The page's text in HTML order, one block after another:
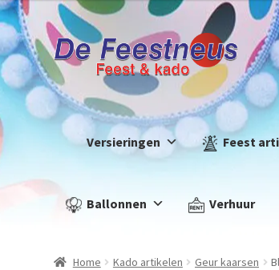
Versieringen Feest
Ballonnen Verhuur
Home Kado artikelen Geur kaarsen